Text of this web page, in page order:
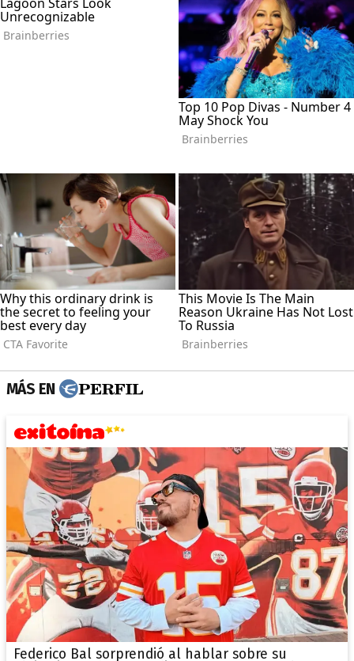
MÁS EN
Federico Bal sorprendió al hablar sobre su